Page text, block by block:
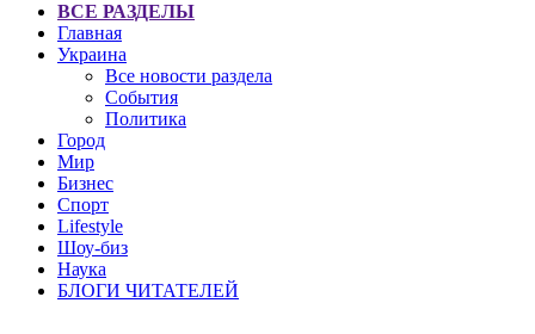
ВСЕ РАЗДЕЛЫ
Главная
Украина
Все новости раздела
События
Политика
Город
Мир
Бизнес
Спорт
Lifestyle
Шоу-биз
Наука
БЛОГИ ЧИТАТЕЛЕЙ